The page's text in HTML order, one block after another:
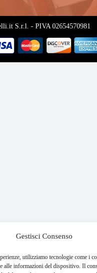
Gestisci Consenso
utilizziamo tecnologie come i
alle informazioni del dispositivo. Il
S.r.l. - PIVA 02654570981